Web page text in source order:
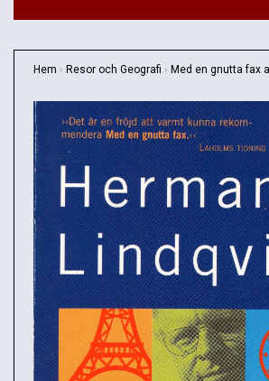
Hem › Resor och Geografi › Med en gnutta fax